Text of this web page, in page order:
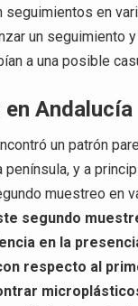
seguimientos en
un seguimiento
a una posible
Andalucía
un patrón
península, y a
muestreo en
segundo
en la
respecto al